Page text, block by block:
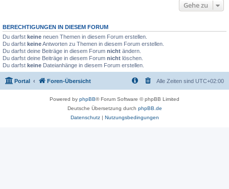
Gehe zu
BERECHTIGUNGEN IN DIESEM FORUM
Du darfst keine neuen Themen in diesem Forum erstellen.
Du darfst keineAntworten zu Themen in diesem Forum erstellen.
Du darfst deine Beiträge in diesem Forum nicht ändern.
Du darfst deine Beiträge in diesem Forum nicht löschen.
Du darfst keine Dateianhänge in diesem Forum erstellen.
Portal Foren-Übersicht Alle Zeiten sind UTC+02:00
Powered by phpBB® Forum Software © phpBB Limited
Deutsche Übersetzung durch phpBB.de
Datenschutz| Nutzungsbedingungen